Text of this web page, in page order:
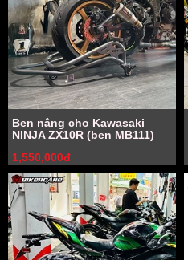
Ben nâng cho Kawasaki
NINJA ZX10R (ben MB111)
1,550,000đ